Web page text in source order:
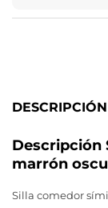
DESCRIPCIÓN
Descripción
marrón
Silla comedor